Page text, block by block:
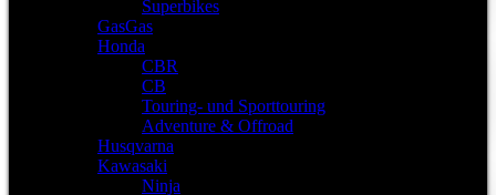
Superbikes
GasGas
Honda
CBR
CB
Touring- und Sporttouring
Adventure & Offroad
Husqvarna
Kawasaki
Ninja